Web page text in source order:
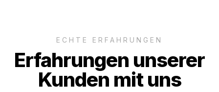
ECHTE ERFAHRUNGEN
Erfahrungen unserer
Kunden mit uns